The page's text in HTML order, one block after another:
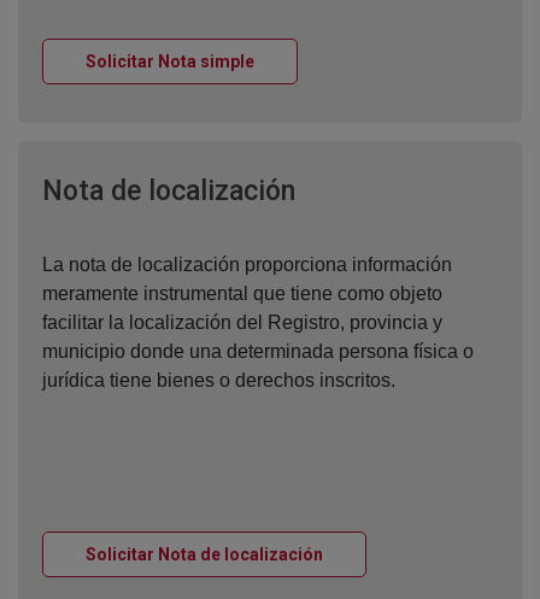
Solicitar Nota simpleVentana nueva
Nota de localización
La nota de localización proporciona información
meramente instrumental que tiene como objeto
facilitar la localización del Registro, provincia y
municipio donde una determinada persona física o
jurídica tiene bienes o derechos inscritos.
Solicitar Nota de localización